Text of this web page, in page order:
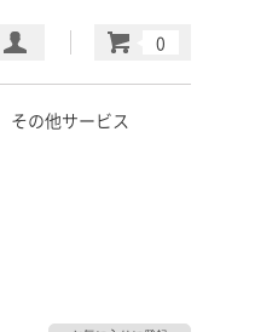
その他サービス